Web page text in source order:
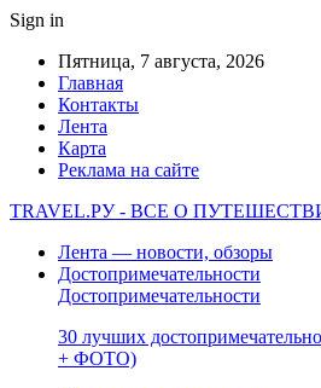
Sign in
Пятница, 7 августа, 2026
Главная
Контакты
Лента
Карта
Реклама на сайте
TRAVEL.РУ - ВСЕ О
Лента — новости, обзоры
Достопримечательности
Достопримечательности
30 лучших
+ ФОТО)